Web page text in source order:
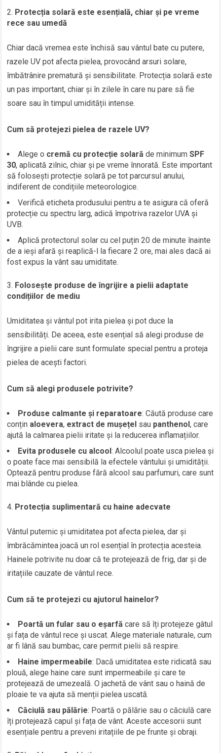
Protecția solară este esențială, chiar și pe vreme
rece sau umedă
Chiar dacă vremea este închisă sau vântul bate cu putere,
razele UV pot afecta pielea, provocând arsuri solare,
îmbătrânire prematură și sensibilitate. Protecția solară este
un pas important, chiar și în zilele în care nu pare să fie
soare sau în timpul umidității intense.
Cum să protejezi pielea de razele UV?
Alege o cremă cu protecție solară de minimumSPF
30, aplicată zilnic, chiar și pe vreme înnorată. Este important
să folosești protecție solară pe tot parcursul anului,
indiferent de condițiile meteorologice.
Verifică eticheta produsului pentru a te asigura că oferă
protecție cu spectru larg, adică împotriva razelor UVA și
UVB.
Aplică protectorul solar cu cel puțin 20 de minute înainte
de a ieși afară și reaplică-l la fiecare 2 ore, mai ales dacă ai
fost expus la vânt sau umiditate.
Folosește produse de îngrijire a pielii adaptate
condițiilor de mediu
Umiditatea și vântul pot irita pielea și pot duce la
sensibilități. De aceea, este esențial să alegi produse de
îngrijire a pielii care sunt formulate special pentru a proteja
pielea de acești factori.
Cum să alegi produsele potrivite?
Produse calmante și reparatoare: Căută produse care
conțin aloevera, extract de mușețel sau panthenol, care
ajută la calmarea pielii iritate și la reducerea inflamațiilor.
Evita produsele cu alcool: Alcoolul poate usca pielea și
o poate face mai sensibilă la efectele vântului și umidității.
Optează pentru produse fără alcool sau parfumuri, care sunt
mai blânde cu pielea.
Protecția suplimentară cu haine adecvate
Vântul puternic și umiditatea pot afecta pielea, dar și
îmbrăcămintea joacă un rol esențial în protecția acesteia.
Hainele potrivite nu doar că te protejează de frig, dar și de
iritațiile cauzate de vântul rece.
Cum să te protejezi cu ajutorul hainelor?
Poartă un fular sau o eșarfă care să îți protejeze gâtul
și fața de vântul rece și uscat. Alege materiale naturale, cum
ar fi lână sau bumbac, care permit pielii să respire.
Haine impermeabile: Dacă umiditatea este ridicată sau
plouă, alege haine care sunt impermeabile și care te
protejează de umezeală. O jachetă de vânt sau o haină de
ploaie te va ajuta să menții pielea uscată.
Căciulă sau pălărie: Poartă o pălărie sau o căciulă care
îți protejează capul și fața de vânt. Aceste accesorii sunt
esențiale pentru a preveni iritațiile de pe frunte și obraji.